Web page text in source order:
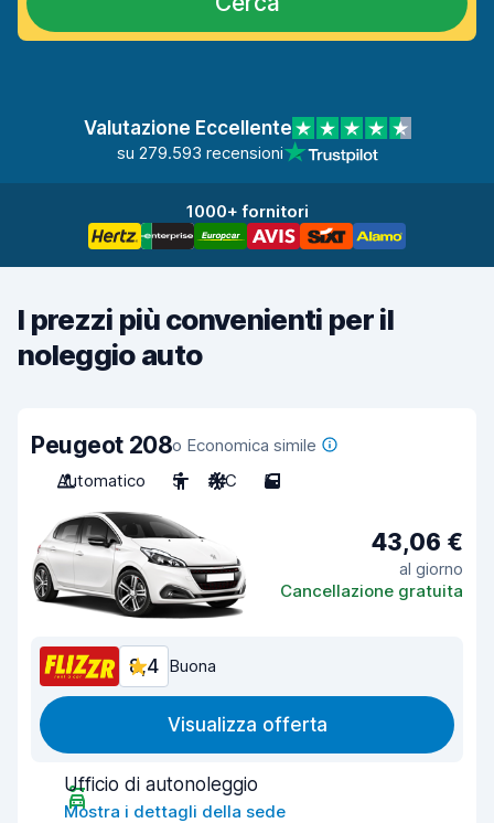
Valutazione Eccellente
su 279.593 recensioni
1000+ fornitori
I prezzi più convenienti per il
noleggio auto
Peugeot 208o Economica simile
Automatico
5 A/C 5
43,06 €
al giorno
Cancellazione gratuita
8,4 Buona
Visualizza offerta
Ufficio di autonoleggio
Mostra i dettagli della sede